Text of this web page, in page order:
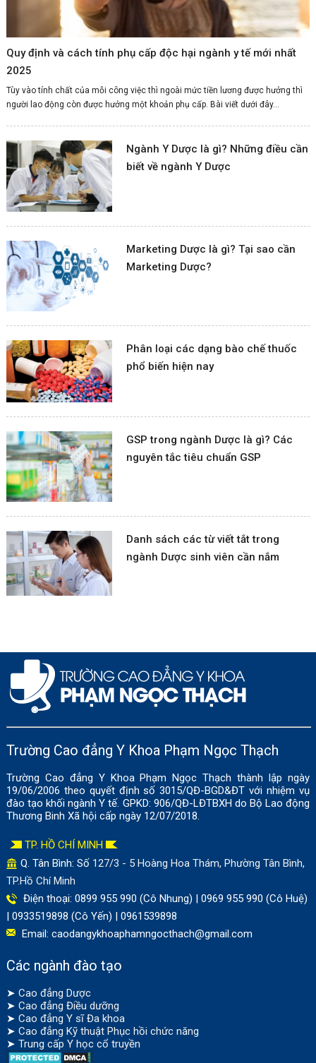
Quy định và cách tính phụ cấp độc hại ngành y tế mới nhất
2025
Tùy vào tính chất của mỗi công việc thì ngoài mức tiền lương được hưởng thì
người lao động còn được hưởng một khoản phụ cấp. Bài viết dưới đây...
Ngành Y Dược là gì? Những điều cần
biết về ngành Y Dược
Marketing Dược là gì? Tại sao cần
Marketing Dược?
Phân loại các dạng bào chế thuốc
phổ biến hiện nay
GSP trong ngành Dược là gì? Các
nguyên tắc tiêu chuẩn GSP
Danh sách các từ viết tắt trong
ngành Dược sinh viên cần nắm
Trường Cao đẳng Y Khoa Phạm Ngọc Thạch
Trường Cao đẳng Y Khoa Phạm Ngọc Thạch thành lập ngày
19/06/2006 theo quyết định số 3015/QĐ-BGD&ĐT với nhiệm vụ
đào tạo khối ngành Y tế. GPKD: 906/QĐ-LĐTBXH do Bộ Lao động
Thương Binh Xã hội cấp ngày 12/07/2018.
TP. HỒ CHÍ MINH
Q. Tân Bình: Số 127/3 - 5 Hoàng Hoa Thám, Phường Tân Bình,
TP.Hồ Chí Minh
Điện thoại: 0899 955 990 (Cô Nhung) | 0969 955 990 (Cô Huệ)
| 0933519898 (Cô Yến) | 0961539898
Email: caodangykhoaphamngocthach@gmail.com
Các ngành đào tạo
➤ Cao đẳng Dược
➤ Cao đẳng Điều dưỡng
➤ Cao đẳng Y sĩ Đa khoa
➤ Cao đẳng Kỹ thuật Phục hồi chức năng
➤ Trung cấp Y học cổ truyền